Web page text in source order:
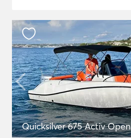
Quicksilver 675 Activ Open